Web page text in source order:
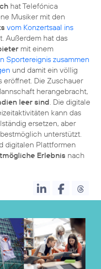
hat Telefónica
Musiker mit den
vom Konzertsaal ins
Außerdem hat das
mit einem
Sportereignis zusammen
und damit ein völlig
eröffnet. Die Zuschauer
herangebracht,
leer sind . Die digitale
kann das
ersetzen, aber
unterstützt.
digitalen Plattformen
Erlebnis nach